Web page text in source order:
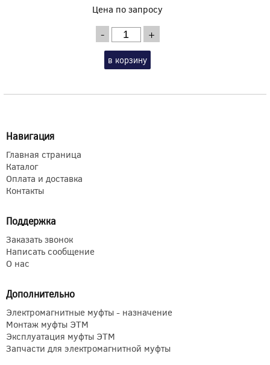
Цена по запросу
- +
в корзину
Навигация
Главная страница
Каталог
Оплата и доставка
Контакты
Поддержка
Заказать звонок
Написать сообщение
О нас
Дополнительно
Электромагнитные муфты - назначение
Монтаж муфты ЭТМ
Эксплуатация муфты ЭТМ
Запчасти для электромагнитной муфты